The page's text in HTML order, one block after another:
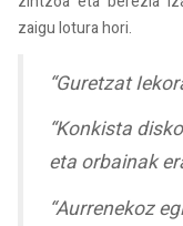
zaigu lotura hori.
“Guretzat
“Konkista
eta orbainak
“Aurrenekoz